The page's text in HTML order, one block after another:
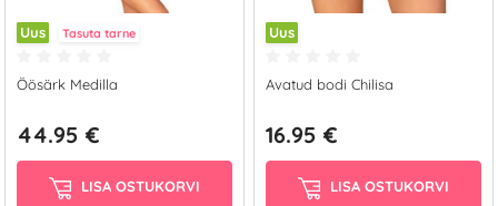
Uus Tasuta tarne
Öösärk Medilla
44.95 €
LISA OSTUKORVI
Uus
Avatud bodi Chilisa
16.95 €
LISA OSTUKORVI